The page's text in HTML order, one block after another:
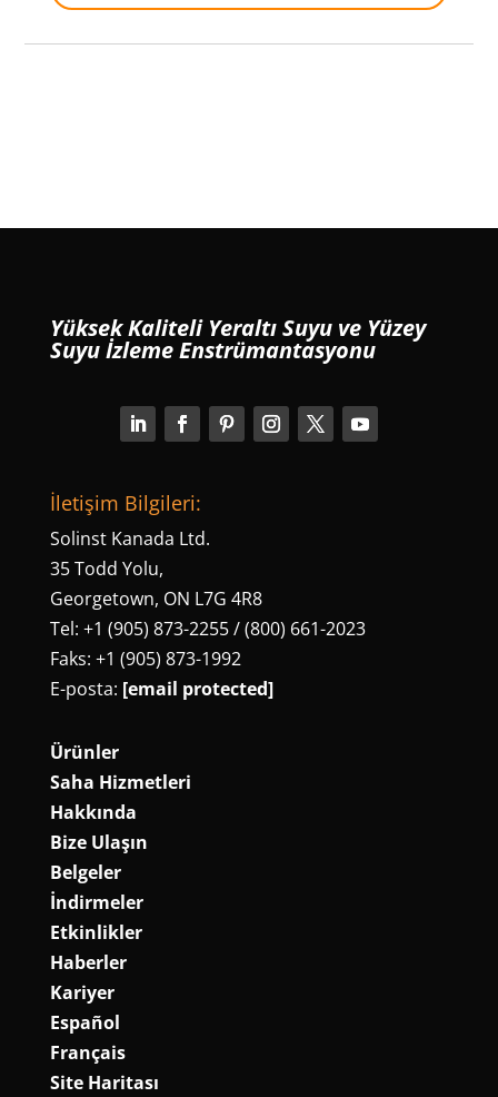
Yüksek Kaliteli Yeraltı Suyu ve Yüzey
Suyu İzleme Enstrümantasyonu
İletişim Bilgileri:
Solinst Kanada Ltd.
35 Todd Yolu,
Georgetown, ON L7G 4R8
Tel: +1 (905) 873-2255 / (800) 661-2023
Faks: +1 (905) 873-1992
E-posta: [email protected]
Ürünler
Saha Hizmetleri
Hakkında
Bize Ulaşın
Belgeler
İndirmeler
Etkinlikler
Haberler
Kariyer
Español
Français
Site Haritası